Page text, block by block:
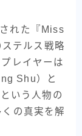
れた『Miss
テルス戦略
レイヤーは
Shu）と
いう人物の
の真実を解